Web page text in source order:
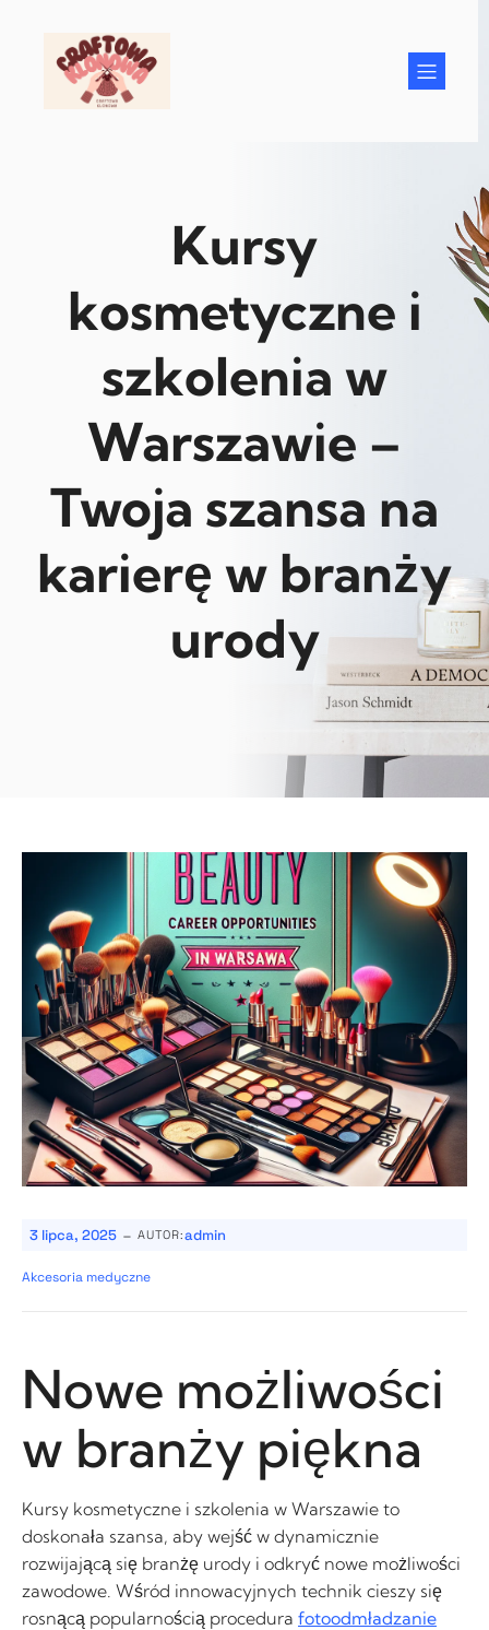
Kursy
kosmetyczne i
szkolenia w
Warszawie –
Twoja szansa na
karierę w branży
urody
3 lipca, 2025 - AUTOR:admin
Akcesoria medyczne
Nowe możliwości
w branży piękna
Kursy kosmetyczne i szkolenia w Warszawie to
doskonała szansa, aby wejść w dynamicznie
rozwijającą się branżę urody i odkryć nowe możliwości
zawodowe. Wśród innowacyjnych technik cieszy się
rosnącą popularnością procedura fotoodmładzanie